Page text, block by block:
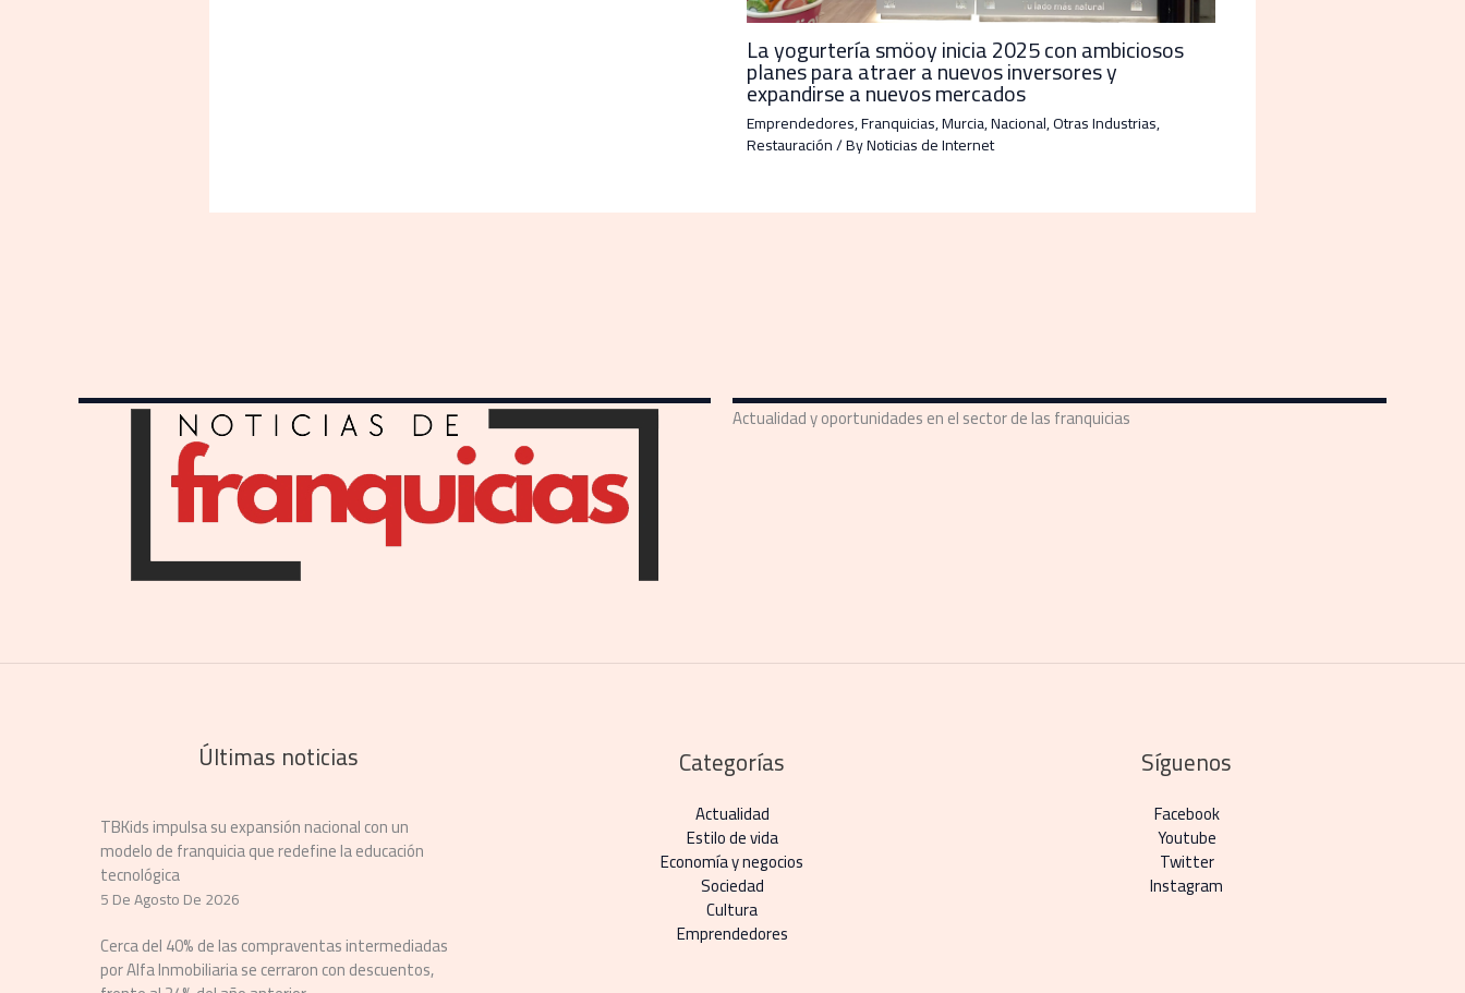
La yogurtería smöoy inicia 2025 con ambiciosos
planes para atraer a nuevos inversores y
expandirse a nuevos mercados
Emprendedores,Franquicias,Murcia,Nacional,Otras Industrias,
Restauración/ ByNoticias de Internet
Actualidad y oportunidades en el sector de las franquicias
Últimas noticias
TBKids impulsa su expansión nacional con un
modelo de franquicia que redefine la educación
tecnológica
5 De Agosto De 2026
Cerca del 40% de las compraventas intermediadas
por Alfa Inmobiliaria se cerraron con descuentos,
Categorías
Actualidad
Estilo de vida
Economía y negocios​
Sociedad
Cultura
Emprendedores
Síguenos
Facebook
Youtube
Twitter
Instagram